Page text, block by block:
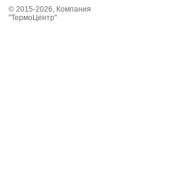
© 2015-2026, Компания
"ТермоЦентр"